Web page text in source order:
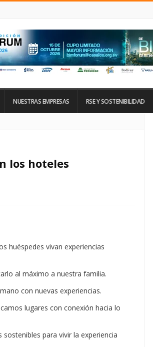
NUESTRAS EMPRESAS RSE Y SOSTENIBILIDAD
los hoteles
huéspedes vivan experiencias
al máximo a nuestra familia.
con nuevas experiencias.
lugares con conexión hacia lo
para vivir la experiencia